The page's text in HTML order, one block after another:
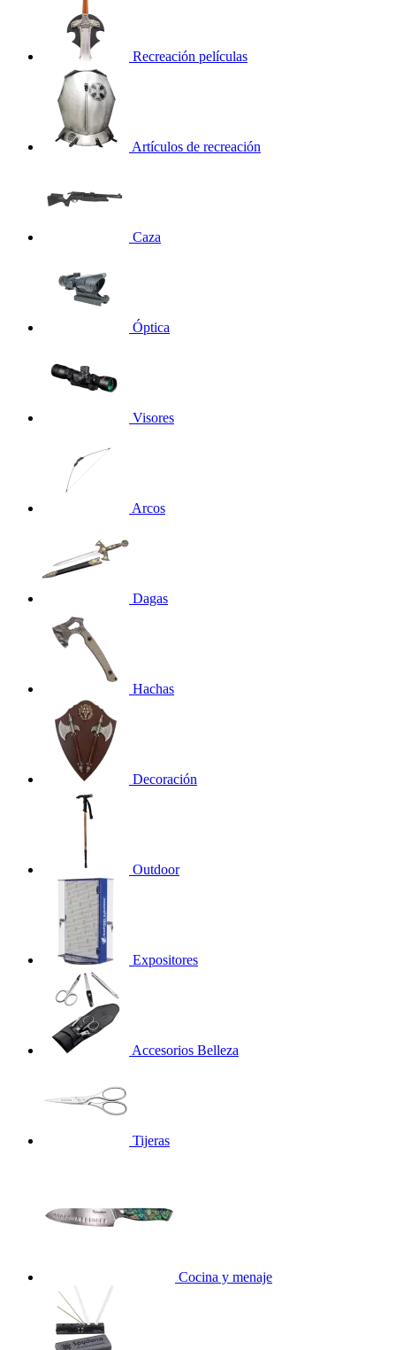
Recreación películas
Artículos de recreación
Caza
Óptica
Visores
Arcos
Dagas
Hachas
Decoración
Outdoor
Expositores
Accesorios Belleza
Tijeras
Cocina y menaje